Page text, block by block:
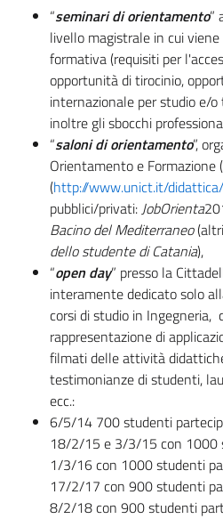
“seminari di orientamento”
livello magistrale in cui
formativa (requisiti per
opportunità di tirocinio,
internazionale per studio e/
inoltre gli sbocchi
“saloni di orientamento”,
Orientamento e Formazione
(http://www.unict.it/
pubblici/privati:JobOrienta
Bacino del Mediterraneo
dello studente di Catania),
“open day” presso la
interamente dedicato solo
corsi di studio in Ingegneria,
rappresentazione di
filmati delle attività
testimonianze di studenti,
ecc.:
6/5/14 700 studenti
18/2/15 e 3/3/15 con 1000
1/3/16 con 1000 studenti
17/2/17 con 900 studenti
8/2/18 con 900 studenti